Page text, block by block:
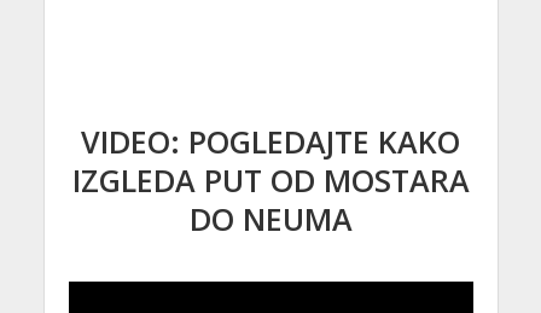
VIDEO: POGLEDAJTE KAKO
IZGLEDA PUT OD MOSTARA
DO NEUMA